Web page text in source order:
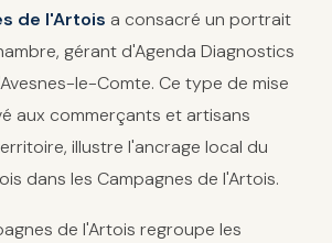
de l'Artois a consacré un portrait
gérant d'Agenda Diagnostics
le-Comte. Ce type de mise
aux commerçants et artisans
illustre l'ancrage local du
dans les Campagnes de l'Artois.
de l'Artois regroupe les